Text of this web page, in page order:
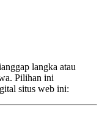
langka atau
Pilihan ini
situs web ini: